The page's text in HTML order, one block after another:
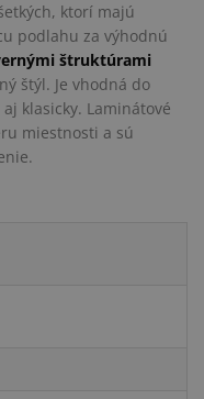
ktorí majú
podlahu za výhodnú
štruktúrami
štýl. Je vhodná do
klasicky. Laminátové
miestnosti a sú